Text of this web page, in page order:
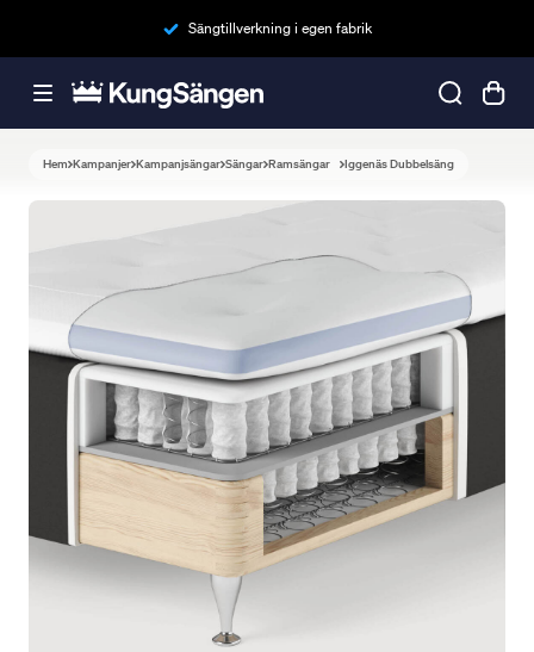
Sängtillverkning i egen fabrik
Hem Kampanjer Kampanjsängar Sängar Ramsängar Iggenäs Dubbelsäng